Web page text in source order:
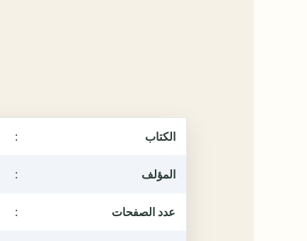
الكتاب :
المؤلف :
عدد الصفحات :